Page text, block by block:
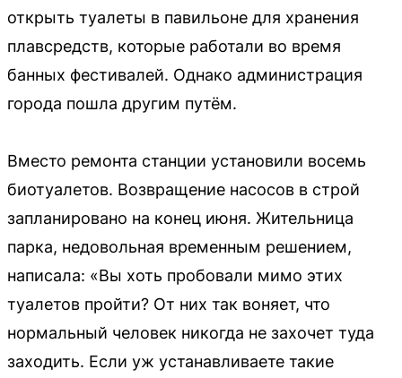
открыть туалеты в павильоне для хранения
плавсредств, которые работали во время
банных фестивалей. Однако администрация
города пошла другим путём.
Вместо ремонта станции установили восемь
биотуалетов. Возвращение насосов в строй
запланировано на конец июня. Жительница
парка, недовольная временным решением,
написала: «Вы хоть пробовали мимо этих
туалетов пройти? От них так воняет, что
нормальный человек никогда не захочет туда
заходить. Если уж устанавливаете такие